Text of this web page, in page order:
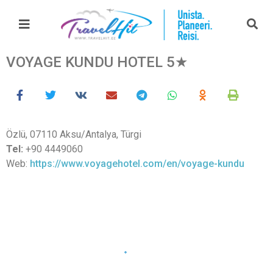
VOYAGE KUNDU HOTEL 5★
Özlü, 07110 Aksu/Antalya, Türgi
Tel: +90 4449060
Web: https://www.voyagehotel.com/en/voyage-kundu